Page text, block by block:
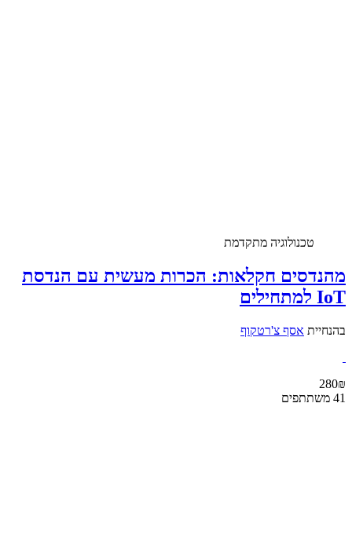
טכנולוגיה מתקדמת
מהנדסים חקלאות: הכרות מעשית עם הנדסת
IoT למתחילים
בהנחיית אסף צ'רטקוף
280₪
41 משתתפים